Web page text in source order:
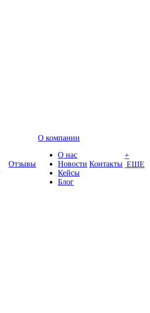
Отзывы
О компании
О нас
Новости
Кейсы
Блог
Контакты
+
ЕЩЕ